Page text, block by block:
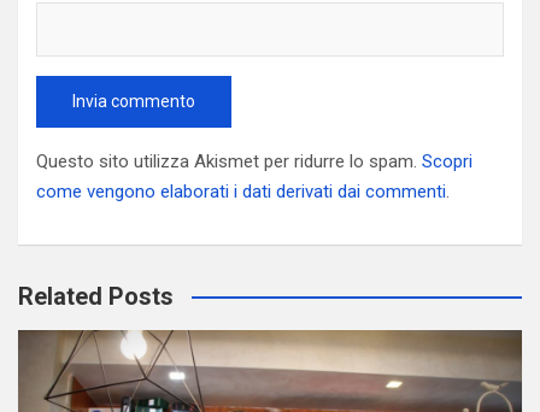
Questo sito utilizza Akismet per ridurre lo spam. Scopri
come vengono elaborati i dati derivati dai commenti.
Related Posts